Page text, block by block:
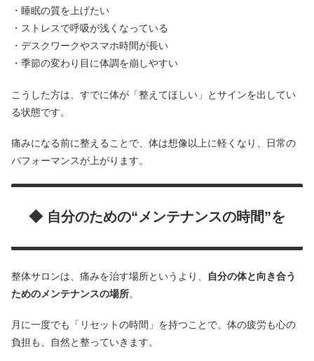
・睡眠の質を上げたい
・ストレスで呼吸が浅くなっている
・デスクワークやスマホ時間が長い
・季節の変わり目に体調を崩しやすい
こうした方は、すでに体が「整えてほしい」とサインを出してい
る状態です。
痛みになる前に整えることで、体は想像以上に軽くなり、日常の
パフォーマンスが上がります。
◆ 自分のための“メンテナンスの時間”を
整体サロンは、痛みを治す場所というより、
自分の体と向き合う
ためのメンテナンスの場所。
月に一度でも「リセットの時間」を持つことで、体の疲労も心の
負担も、自然と整っていきます。